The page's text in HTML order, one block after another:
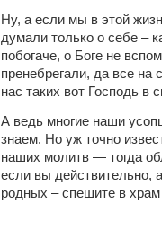
Ну, а если мы в этой
думали только о себе –
побогаче, о Боге не
пренебрегали, да все на
нас таких вот Господь в
А ведь многие наши
знаем. Но уж точно
наших молитв — тогда
если вы действительно,
родных – спешите в